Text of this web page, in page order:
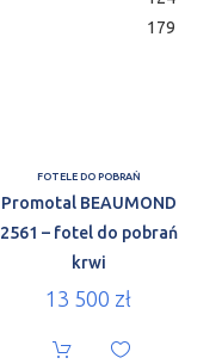
179
FOTELE DO POBRAŃ
Promotal BEAUMOND
2561 – fotel do pobrań
krwi
13 500 zł